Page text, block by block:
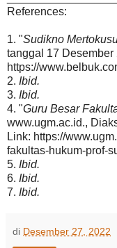
References:
1. "Sudikno
tanggal 17 Desember
https://
2. Ibid.
3. Ibid.
4. "Guru Besar
www.ugm.ac.id.,
Link: https://
fakultas-hukum-prof-
5. Ibid.
6. Ibid.
7. Ibid.
di Desember 27, 2022